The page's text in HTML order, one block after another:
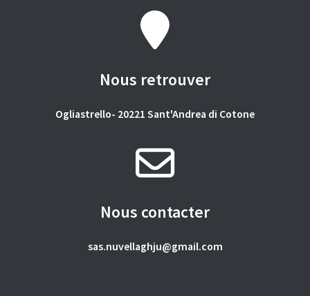
Nous retrouver
Ogliastrello- 20221 Sant'Andrea di Cotone
Nous contacter
sas.nuvellaghju@gmail.com